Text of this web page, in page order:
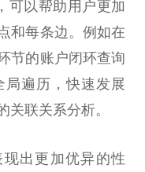
可以帮助用户更加
和每条边。例如在
节的账户闭环查询
局遍历，快速发展
关联关系分析。
现出更加优异的性